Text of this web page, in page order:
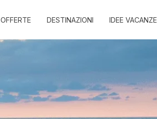
OFFERTE DESTINAZIONI IDEE VACANZE